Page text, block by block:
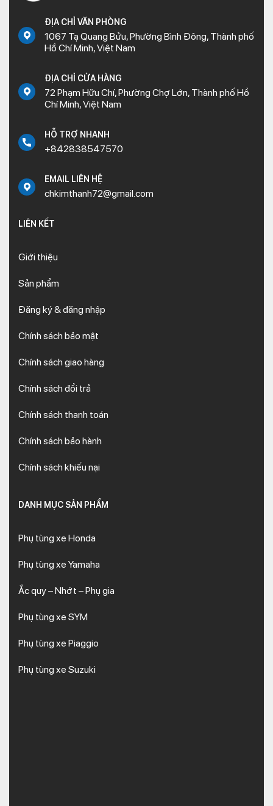
ĐỊA CHỈ VĂN PHÒNG
1067 Tạ Quang Bửu, Phường Bình Đông, Thành phố
Hồ Chí Minh, Việt Nam
ĐỊA CHỈ CỬA HÀNG
72 Phạm Hữu Chí, Phường Chợ Lớn, Thành phố Hồ
Chí Minh, Việt Nam
HỖ TRỢ NHANH
+842838547570
EMAIL LIÊN HỆ
chkimthanh72@gmail.com
LIÊN KẾT
Giới thiệu
Sản phẩm
Đăng ký & đăng nhập
Chính sách bảo mật
Chính sách giao hàng
Chính sách đổi trả
Chính sách thanh toán
Chính sách bảo hành
Chính sách khiếu nại
DANH MỤC SẢN PHẨM
Phụ tùng xe Honda
Phụ tùng xe Yamaha
Ắc quy – Nhớt – Phụ gia
Phụ tùng xe SYM
Phụ tùng xe Piaggio
Phụ tùng xe Suzuki